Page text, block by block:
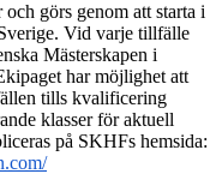
görs genom att starta i
Vid varje tillfälle
Mästerskapen i
har möjlighet att
tills kvalificering
klasser för aktuell
på SKHFs hemsida: